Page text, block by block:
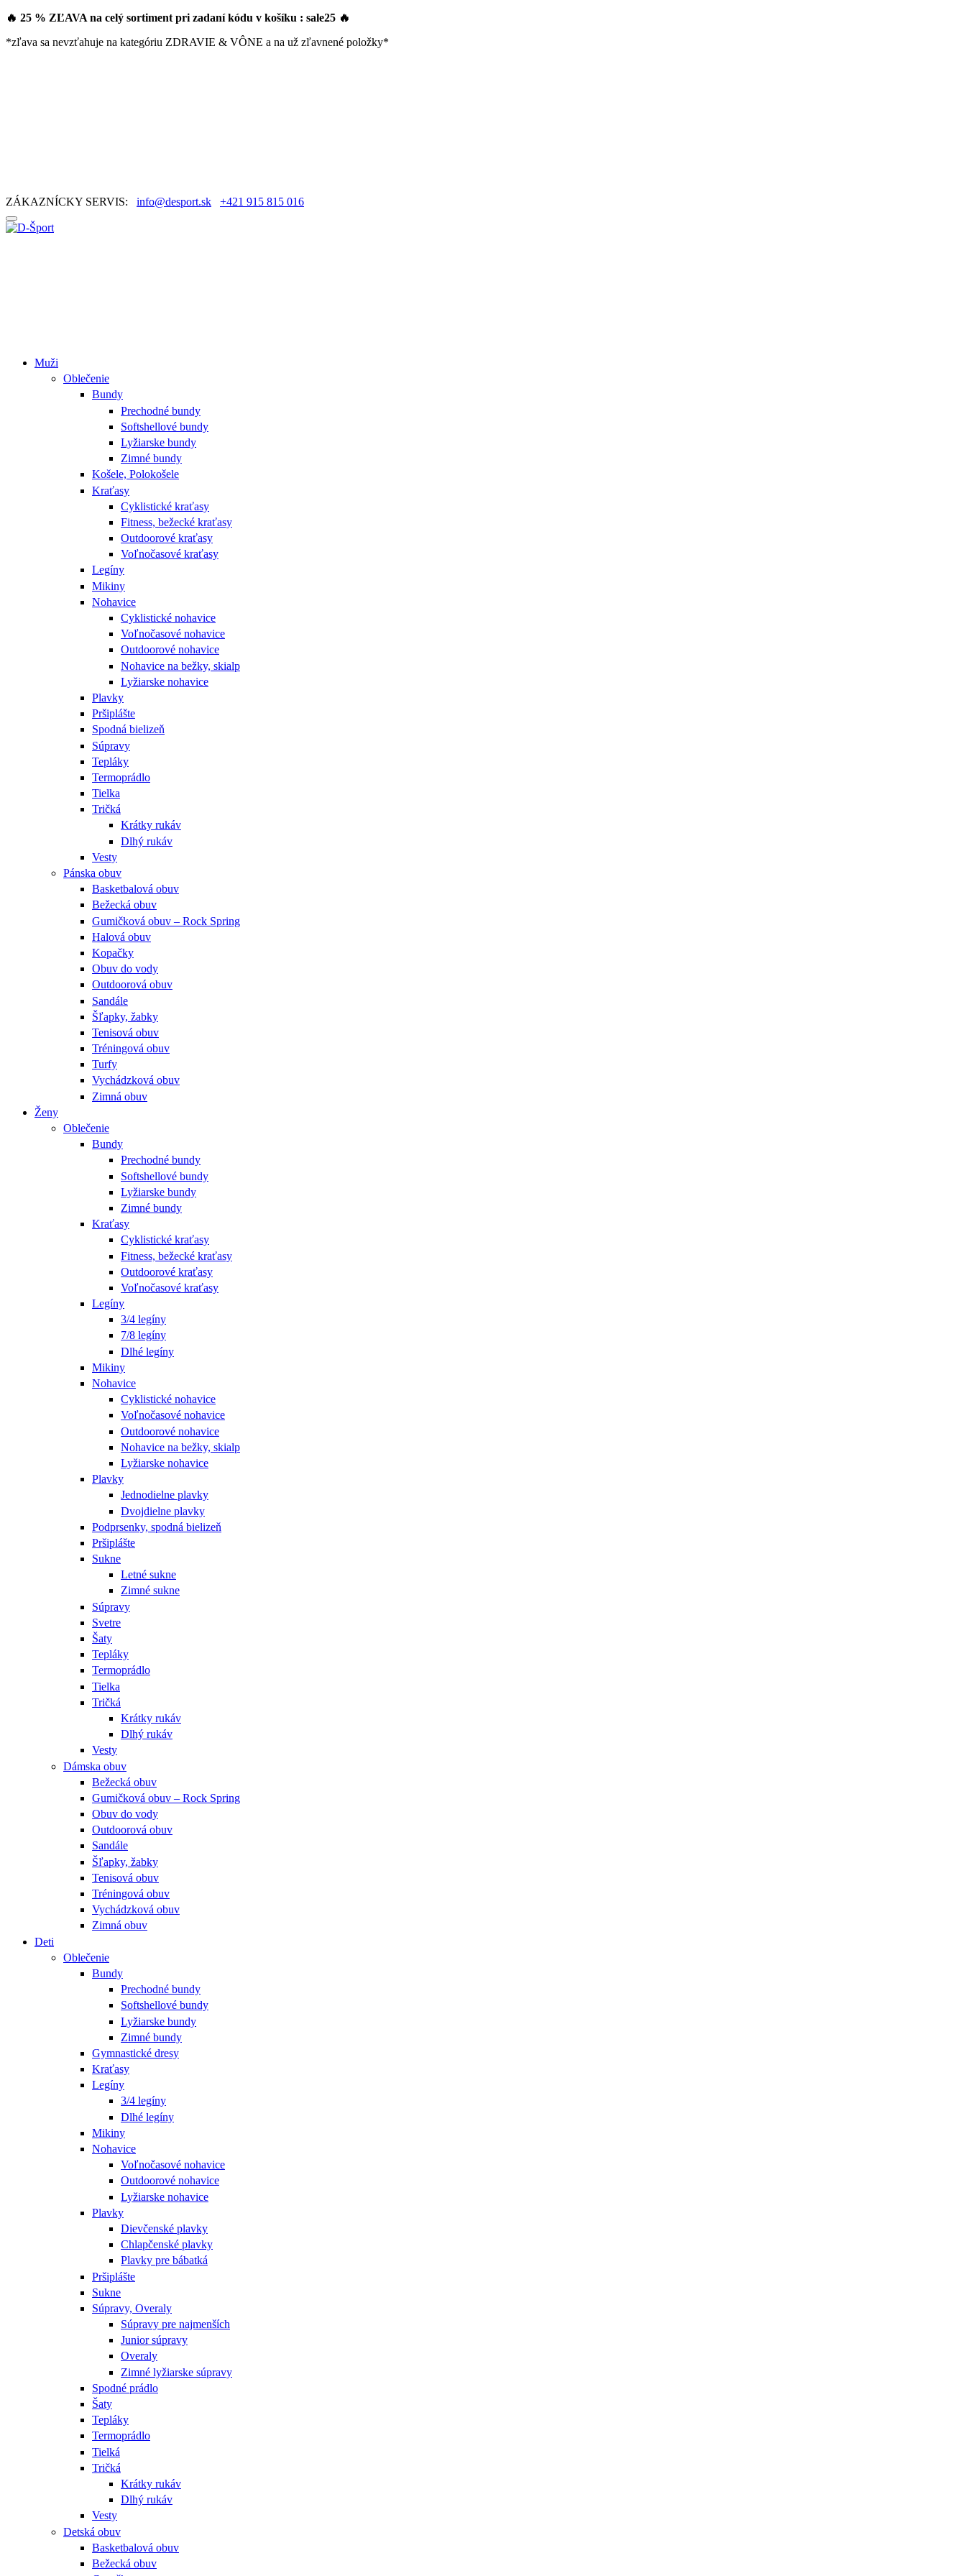
🔥 25 % ZĽAVA na celý sortiment pri zadaní kódu v košíku : sale25 🔥
*zľava sa nevzťahuje na kategóriu ZDRAVIE & VÔNE a na už zľavnené položky*
ZÁKAZNÍCKY SERVIS: info@desport.sk +421 915 815 016
Muži
Oblečenie
Bundy
Prechodné bundy
Softshellové bundy
Lyžiarske bundy
Zimné bundy
Košele, Polokošele
Kraťasy
Cyklistické kraťasy
Fitness, bežecké kraťasy
Outdoorové kraťasy
Voľnočasové kraťasy
Legíny
Mikiny
Nohavice
Cyklistické nohavice
Voľnočasové nohavice
Outdoorové nohavice
Nohavice na bežky, skialp
Lyžiarske nohavice
Plavky
Pršiplášte
Spodná bielizeň
Súpravy
Tepláky
Termoprádlo
Tielka
Tričká
Krátky rukáv
Dlhý rukáv
Vesty
Pánska obuv
Basketbalová obuv
Bežecká obuv
Gumičková obuv – Rock Spring
Halová obuv
Kopačky
Obuv do vody
Outdoorová obuv
Sandále
Šľapky, žabky
Tenisová obuv
Tréningová obuv
Turfy
Vychádzková obuv
Zimná obuv
Ženy
Oblečenie
Bundy
Prechodné bundy
Softshellové bundy
Lyžiarske bundy
Zimné bundy
Kraťasy
Cyklistické kraťasy
Fitness, bežecké kraťasy
Outdoorové kraťasy
Voľnočasové kraťasy
Legíny
3/4 legíny
7/8 legíny
Dlhé legíny
Mikiny
Nohavice
Cyklistické nohavice
Voľnočasové nohavice
Outdoorové nohavice
Nohavice na bežky, skialp
Lyžiarske nohavice
Plavky
Jednodielne plavky
Dvojdielne plavky
Podprsenky, spodná bielizeň
Pršiplášte
Sukne
Letné sukne
Zimné sukne
Súpravy
Svetre
Šaty
Tepláky
Termoprádlo
Tielka
Tričká
Krátky rukáv
Dlhý rukáv
Vesty
Dámska obuv
Bežecká obuv
Gumičková obuv – Rock Spring
Obuv do vody
Outdoorová obuv
Sandále
Šľapky, žabky
Tenisová obuv
Tréningová obuv
Vychádzková obuv
Zimná obuv
Deti
Oblečenie
Bundy
Prechodné bundy
Softshellové bundy
Lyžiarske bundy
Zimné bundy
Gymnastické dresy
Kraťasy
Legíny
3/4 legíny
Dlhé legíny
Mikiny
Nohavice
Voľnočasové nohavice
Outdoorové nohavice
Lyžiarske nohavice
Plavky
Dievčenské plavky
Chlapčenské plavky
Plavky pre bábatká
Pršiplášte
Sukne
Súpravy, Overaly
Súpravy pre najmenších
Junior súpravy
Overaly
Zimné lyžiarske súpravy
Spodné prádlo
Šaty
Tepláky
Termoprádlo
Tielká
Tričká
Krátky rukáv
Dlhý rukáv
Vesty
Detská obuv
Basketbalová obuv
Bežecká obuv